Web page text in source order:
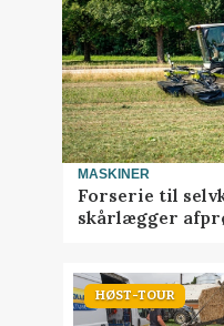
MASKINER
Forserie til
skårlægger
HØST-TOUR